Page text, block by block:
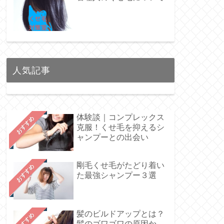
人気記事
おすすめ
体験談｜コンプレックス
克服！くせ毛を抑えるシ
ャンプーとの出会い
おすすめ
剛毛くせ毛がたどり着い
た最強シャンプー３選
髪のビルドアップとは？